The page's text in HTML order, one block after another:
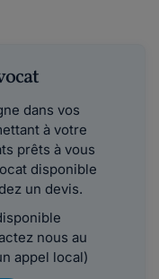
dans vos
à votre
prêts à vous
disponible
un devis.
nous au
appel local)